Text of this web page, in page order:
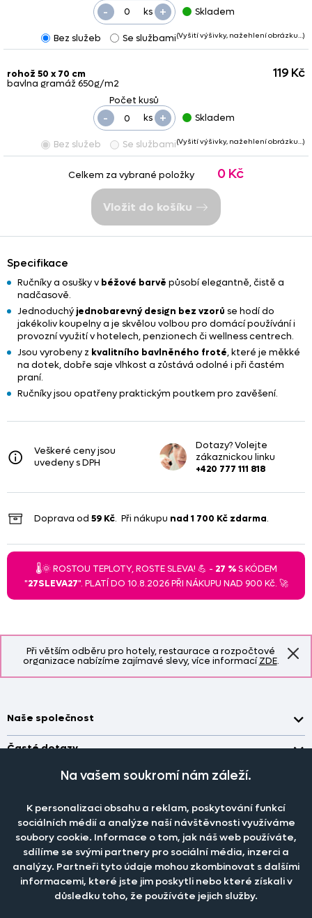
Při větším odběru pro hotely, restaurace a rozpočtové
organizace nabízíme zajímavé slevy, více informacíZDE.
ks +
- Skladem
Bez služeb Se službami(Vyšití výšivky, nažehlení obrázku…)
rohož 50 x 70 cm
bavlna gramáž 650g/m2
ks +
-
119 Kč
Skladem
Bez služeb Se službami(Vyšití výšivky, nažehlení obrázku…)
Celkem za vybrané položky 0 Kč
Vložit do košíku
Specifikace
Ručníky a osušky v béžové barvě působí elegantně, čistě a
nadčasově.
Jednoduchý jednobarevný design bez vzorů se hodí do
jakékoliv koupelny a je skvělou volbou pro domácí používání i
provozní využití v hotelech, penzionech či wellness centrech.
Jsou vyrobeny z kvalitního bavlněného froté, které je měkké
na dotek, dobře saje vlhkost a zůstává odolné i při častém
praní.
Ručníky jsou opatřeny praktickým poutkem pro zavěšení.
Veškeré ceny jsou
uvedeny s DPH
Dotazy? Volejte
zákaznickou linku
+420 777 111 818
Doprava od 59 Kč. Při nákupu nad 1 700 Kč zdarma.
🌡️🌞 ROSTOU TEPLOTY, ROSTE SLEVA! 💪 - 27 %S KÓDEM
"27SLEVA27". PLATÍ DO 10.8.2026 PŘI NÁKUPU NAD 900 Kč. 🚀
Staňte se členem klubu Dante.cz
Objevte slevy pro členy, získejte akční nabídky, novinky, tipy a
Naše společnost
Doprava a platba
Obchodní podmínky
Nastavení cookies
Katalog zdarma
Časté dotazy
Jak změřit okno pro nákup záclon?
Jak prát záclony a závěsy?
Jak prát povlečení a prostěradla?
Informace o materiálech
Šití záclon a závěsů
PRODEJNÍ ODDĚLENÍ - TELEFONICKY
po-pá 7:30 - 16:00
Tel.:777 111 818
e-mail:dotazy@dante.cz
reklamace:reklamace@dante.cz
Na vašem soukromí nám záleží.
K personalizaci obsahu a reklam, poskytování funkcí
sociálních médií a analýze naší návštěvnosti využíváme
soubory cookie. Informace o tom, jak náš web používáte,
sdílíme se svými partnery pro sociální média, inzerci a
analýzy. Partneři tyto údaje mohou zkombinovat s dalšími
informacemi, které jste jim poskytli nebo které získali v
důsledku toho, že používáte jejich služby.